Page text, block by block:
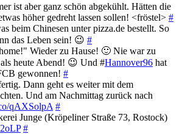
ist aber ganz schön abgekühlt. Hätten die
höher gedreht lassen sollen! <fröstel> #
beim Chinesen unter pizza.de bestellt. So
das Leben sein! 😉 #
Wieder zu Hause! 🙂 Nie war zu
heute Abend! 😉 Und #Hannover96 hat
gewonnen! #
Dann geht es weiter mit dem
Und am Nachmittag zurück nach
qAXSolpA #
Junge (Kröpeliner Straße 73, Rostock)
#